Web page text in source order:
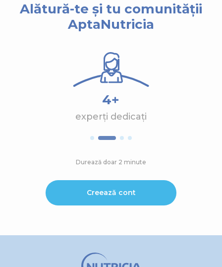
Alătură-te și tu comunității
AptaNutricia
4+
experți dedicați
Durează doar 2 minute
Creează cont